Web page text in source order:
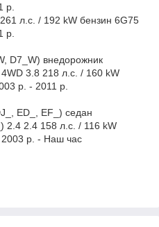
р.
л.с. / 192 kW бензин 6G75
р.
D7_W) внедорожник
3.8 218 л.с. / 160 kW
р. - 2011 р.
ED_, EF_) седан
2.4 2.4 158 л.с. / 116 kW
2003 р. - Наш час